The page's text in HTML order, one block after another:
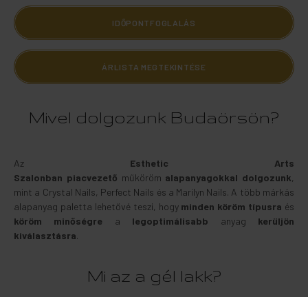
IDŐPONTFOGLALÁS
ÁRLISTA MEGTEKINTÉSE
Mivel dolgozunk Budaörsön?
Az Esthetic Arts
Szalonban piacvezető műköröm alapanyagokkal dolgozunk
mint a Crystal Nails, Perfect Nails és a Marilyn Nails. A több márkás
alapanyag paletta lehetővé teszi, hogy minden köröm típusra és
köröm minőségre a legoptimálisabb anyag kerüljön
kiválasztásra.
Mi az a gél lakk?